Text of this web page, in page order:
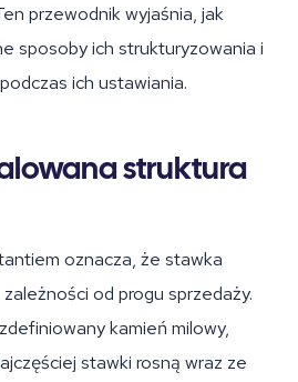
przewodnik wyjaśnia, jak
sposoby ich strukturyzowania i
ich ustawiania.
struktura
oznacza, że stawka
od progu sprzedaży.
kamień milowy,
stawki rosną wraz ze